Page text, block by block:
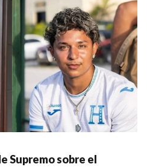
Supremo sobre el